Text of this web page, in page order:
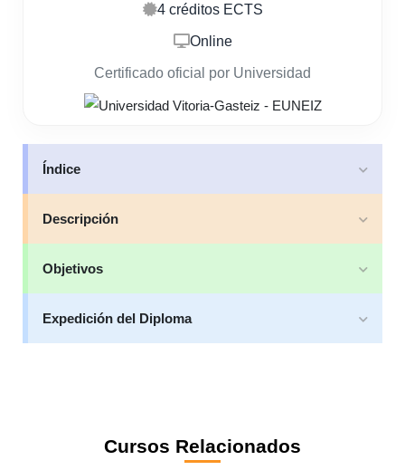
4 créditos ECTS
Online
Certificado oficial por Universidad
Índice
Descripción
Objetivos
Expedición del Diploma
Cursos Relacionados